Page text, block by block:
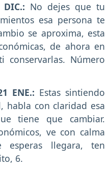
No dejes que tu
esa persona te
se aproxima, esta
de ahora en
conservarlas. Número
ENE.: Estas sintiendo
habla con claridad esa
tiene que cambiar.
ve con calma
llegara, ten
6.